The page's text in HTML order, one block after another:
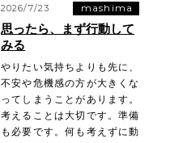
2026/7/23 mashima
思ったら、まず行動して
みる
やりたい気持ちよりも先に、
不安や危機感の方が大きくな
ってしまうことがあります。
考えることは大切です。準備
も必要です。何も考えずに動